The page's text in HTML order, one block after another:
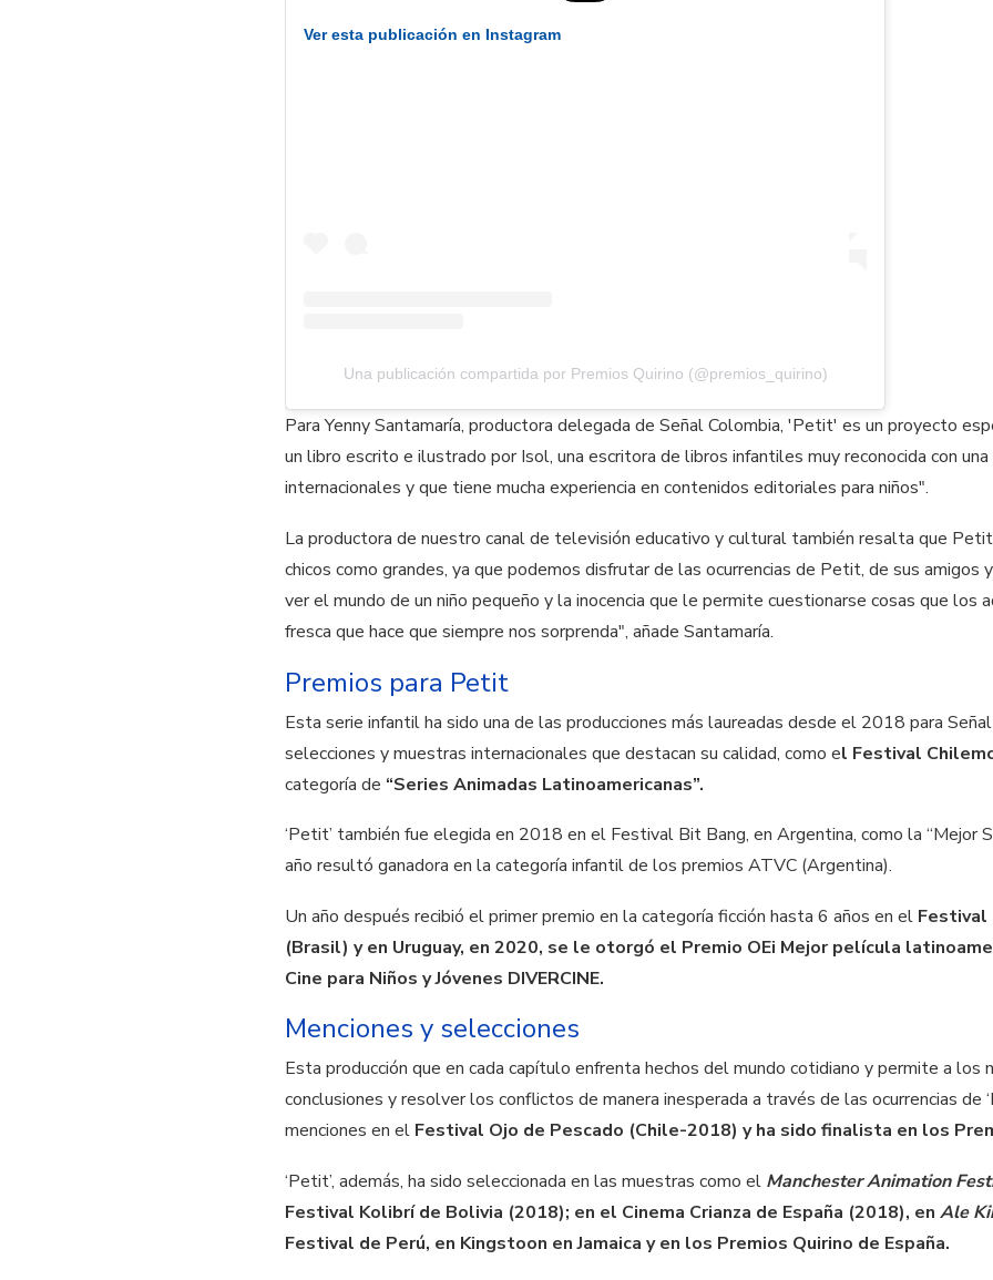
Ver esta publicación en Instagram
Una publicación compartida por Premios Quirino (@premios_quirino)
Para Yenny Santamaría, productora delegada de Señal Colombia, 'Petit' es un proyecto
un libro escrito e ilustrado por Isol, una escritora de libros infantiles muy reconocida con
internacionales y que tiene mucha experiencia en contenidos editoriales para niños".
La productora de nuestro canal de televisión educativo y cultural también resalta que
chicos como grandes, ya que podemos disfrutar de las ocurrencias de Petit, de sus amigos
ver el mundo de un niño pequeño y la inocencia que le permite cuestionarse cosas que los
fresca que hace que siempre nos sorprenda", añade Santamaría.
Premios para Petit
Esta serie infantil ha sido una de las producciones más laureadas desde el 2018 para
selecciones y muestras internacionales que destacan su calidad, como el Festival
categoría de “Series Animadas Latinoamericanas”.
‘Petit’ también fue elegida en 2018 en el Festival Bit Bang, en Argentina, como la “Mejor
año resultó ganadora en la categoría infantil de los premios ATVC (Argentina).
Un año después recibió el primer premio en la categoría ficción hasta 6 años en el Festival
(Brasil) y en Uruguay, en 2020, se le otorgó el Premio OEi Mejor película
Cine para Niños y Jóvenes DIVERCINE.
Menciones y selecciones
Esta producción que en cada capítulo enfrenta hechos del mundo cotidiano y permite a los
conclusiones y resolver los conflictos de manera inesperada a través de las ocurrencias de
menciones en el Festival Ojo de Pescado (Chile-2018) y ha sido finalista en los
‘Petit’, además, ha sido seleccionada en las muestras como el Manchester Animation
Festival Kolibrí de Bolivia (2018); en el Cinema Crianza de España (2018), enAle
Festival de Perú, en Kingstoon en Jamaica y en los Premios Quirino de España.